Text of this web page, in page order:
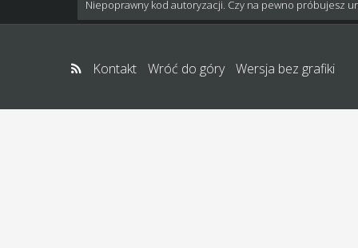
Niepoprawny kod autoryzacji. Czy na pewno próbujesz
Kontakt Wróć do góry Wersja bez grafiki